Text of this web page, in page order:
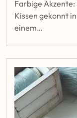
Farbige Akzente:
Kissen gekonnt
einem…